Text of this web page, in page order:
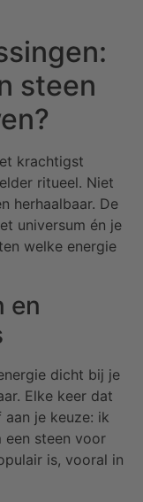
steen
krachtigst
ritueel. Niet
herhaalbaar. De
universum én je
welke energie
en
dicht bij je
Elke keer dat
je keuze: ik
een steen voor
is, vooral in